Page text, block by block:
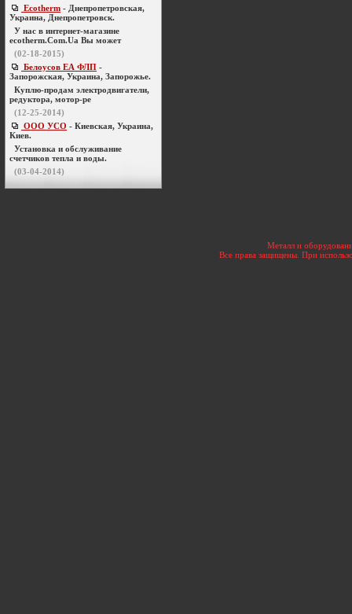
Ecotherm - Днепропетровская,
Украина, Днепропетровск.
У нас в интернет-магазине
ecotherm.Com.Ua Вы может
(02-18-2015)
Белоусов ЕА ФЛП -
Запорожская, Украина, Запорожье.
Куплю-продам электродвигатели,
редуктора, мотор-ре
(12-25-2014)
ООО УСО - Киевская, Украина,
Киев.
Установка и обслуживание
счетчиков тепла и воды.
(03-04-2014)
Металл и
Все права защищены. При